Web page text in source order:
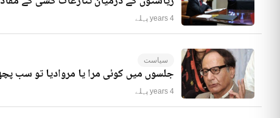
4 years پہلے
سیاست
جلسوں میں کوئی مرا یا مروادیا تو سب
4 years پہلے